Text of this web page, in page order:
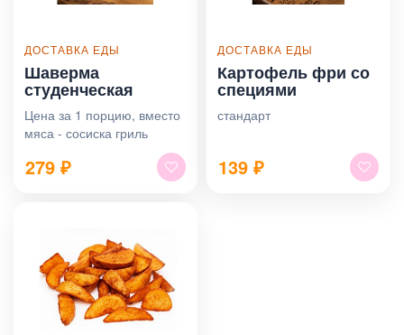
ДОСТАВКА ЕДЫ
Шаверма
студенческая
Цена за 1 порцию, вместо
мяса - сосиска гриль
279 ₽
ДОСТАВКА ЕДЫ
Картофель фри со
специями
стандарт
139 ₽